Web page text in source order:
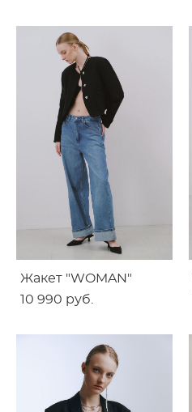
Жакет "WOMAN"
10 990 pуб.